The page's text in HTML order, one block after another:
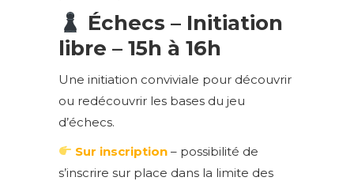
Échecs – Initiation
libre – 15h à 16h
Une initiation conviviale pour découvrir
ou redécouvrir les bases du jeu
d’échecs.
Sur inscription – possibilité de
s’inscrire sur place dans la limite des